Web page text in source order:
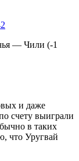
— Чили (-1
и даже
счету выиграли
в таких
что Уругвай